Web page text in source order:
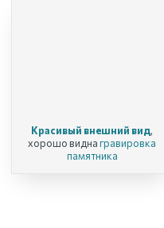
Красивый внешний вид,
хорошо виднагравировка
памятника